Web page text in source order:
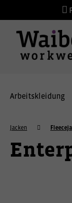
Arbeitskleidung
Jacken